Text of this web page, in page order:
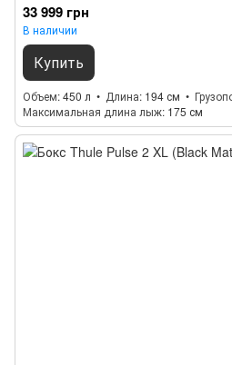
33 999 грн
В наличии
Купить
Объем 450 л Длина 194 см
Максимальная длина лыж 175 см